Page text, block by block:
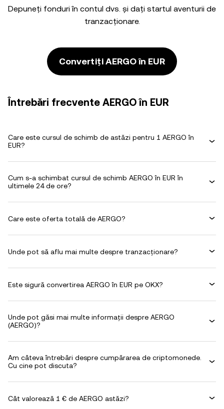
Depuneți fonduri în contul dvs. și dați startul aventurii de
tranzacționare.
Convertiți AERGO în EUR
Întrebări frecvente AERGO în EUR
Care este cursul de schimb de astăzi pentru 1 AERGO în
EUR?
Cum s-a schimbat cursul de schimb AERGO în EUR în
ultimele 24 de ore?
Care este oferta totală de AERGO?
Unde pot să aflu mai multe despre tranzacționare?
Este sigură convertirea AERGO în EUR pe OKX?
Unde pot găsi mai multe informații despre AERGO
(AERGO)?
Am câteva întrebări despre cumpărarea de criptomonede.
Cu cine pot discuta?
Cât valorează 1 € de AERGO astăzi?